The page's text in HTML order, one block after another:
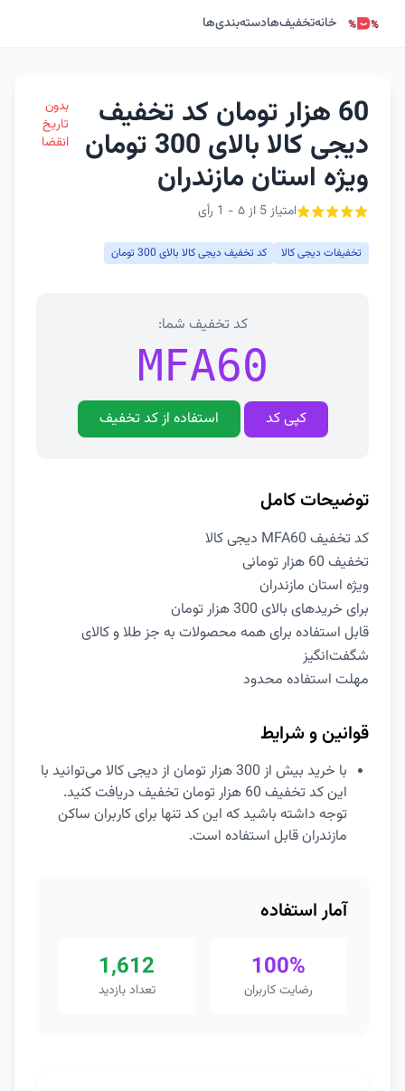
خانهتخفیف‌هادسته‌بندی‌ها
60 هزار تومان کد تخفیف
دیجی کالا بالای 300 تومان
ویژه استان مازندران
امتیاز 5 از ۵ - 1 رأی
بدون
تاریخ
انقضا
تخفیفات دیجی کالا کد تخفیف دیجی کالا بالای 300 تومان
کد تخفیف شما:
MFA60
کپی کد استفاده از کد تخفیف
توضیحات کامل
کد تخفیف MFA60 دیجی کالا
تخفیف 60 هزار تومانی
ویژه استان مازندران
برای خریدهای بالای 300 هزار تومان
قابل استفاده برای همه محصولات به جز طلا و کالای
شگفت‌انگیز
مهلت استفاده محدود
قوانین و شرایط
با خرید بیش از 300 هزار تومان از دیجی کالا می‌توانید با
این کد تخفیف 60 هزار تومان تخفیف دریافت کنید.
توجه داشته باشید که این کد تنها برای کاربران ساکن
مازندران قابل استفاده است.
آمار استفاده
100%
رضایت کاربران
1,612
تعداد بازدید